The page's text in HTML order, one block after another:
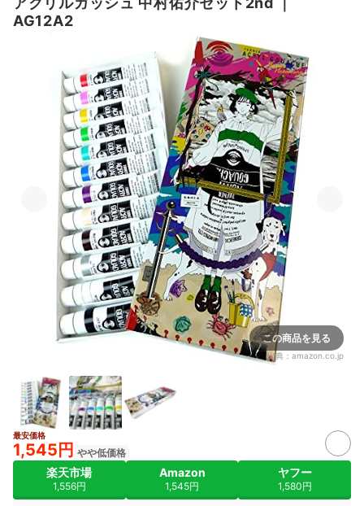
AG12A2
この商品を見る
出典： amazon.co.jp
最安価格
1,545円 やや低価格
楽天市場
1,556円
Amazon
1,545円
ヤフー
1,580円